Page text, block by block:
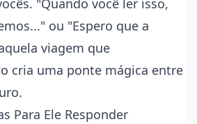
"Quando você ler isso,
ou "Espero que a
viagem que
cria uma ponte mágica entre
Para Ele Responder